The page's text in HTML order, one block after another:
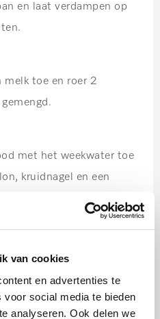
van cookies
en advertenties te
social media te bieden
analyseren. Ook delen we
en laat verdampen op
melk toe en roer 2
met het weekwater toe
kruidnagel en een
op smaak met zout en
vuur 2 uur sudderen.